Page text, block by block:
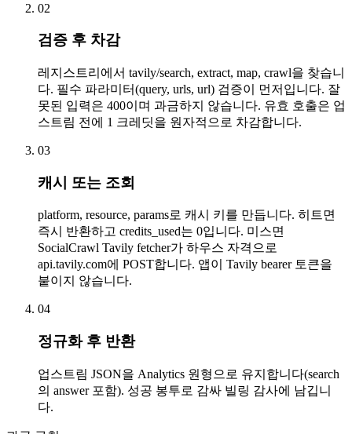
02
검증 후 차감
레지스트리에서 tavily/search, extract, map, crawl을 찾습니
다. 필수 파라미터(query, urls, url) 검증이 먼저입니다. 잘
못된 입력은 400이며 과금하지 않습니다. 유효 호출은 업
스트림 전에 1 크레딧을 원자적으로 차감합니다.
03
캐시 또는 조회
platform, resource, params로 캐시 키를 만듭니다. 히트면
즉시 반환하고 credits_used는 0입니다. 미스면
SocialCrawl Tavily fetcher가 하우스 자격으로
api.tavily.com에 POST합니다. 앱이 Tavily bearer 토큰을
붙이지 않습니다.
04
정규화 후 반환
업스트림 JSON을 Analytics 원형으로 유지합니다(search
의 answer 포함). 성공 봉투로 감싸 빌링 감사에 남깁니
다.